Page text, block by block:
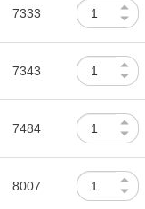
7333
7343
7484
8007